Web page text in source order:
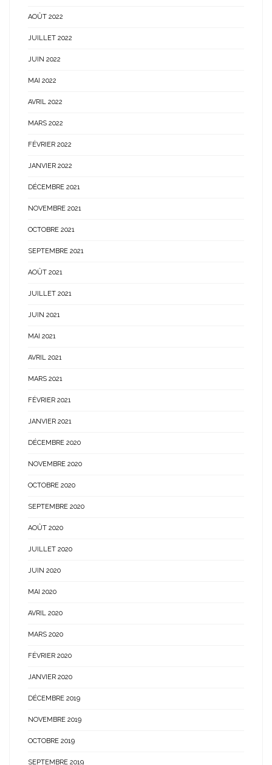
AOÛT 2022
JUILLET 2022
JUIN 2022
MAI 2022
AVRIL 2022
MARS 2022
FÉVRIER 2022
JANVIER 2022
DÉCEMBRE 2021
NOVEMBRE 2021
OCTOBRE 2021
SEPTEMBRE 2021
AOÛT 2021
JUILLET 2021
JUIN 2021
MAI 2021
AVRIL 2021
MARS 2021
FÉVRIER 2021
JANVIER 2021
DÉCEMBRE 2020
NOVEMBRE 2020
OCTOBRE 2020
SEPTEMBRE 2020
AOÛT 2020
JUILLET 2020
JUIN 2020
MAI 2020
AVRIL 2020
MARS 2020
FÉVRIER 2020
JANVIER 2020
DÉCEMBRE 2019
NOVEMBRE 2019
OCTOBRE 2019
SEPTEMBRE 2019